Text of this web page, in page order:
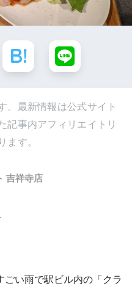
。最新情報は公式サイト
記事内アフィリエイトリ
ます。
吉祥寺店
い雨で駅ビル内の「クラ